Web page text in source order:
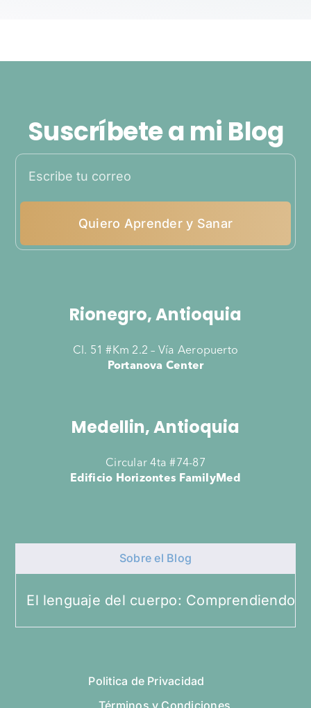
Suscríbete a mi Blog
Quiero Aprender y Sanar
Rionegro, Antioquia
Cl. 51 #Km 2.2 – Vía Aeropuerto
Portanova Center
Medellin, Antioquia
Circular 4ta #74-87
Edificio Horizontes FamilyMed
Sobre el Blog
El lenguaje del cuerpo: Comprendiendo el
Politica de Privacidad